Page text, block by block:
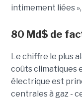
intimement liées
80 Md$ de
Le chiffre le plus
coûts climatiques
électrique est
centrales à gaz -